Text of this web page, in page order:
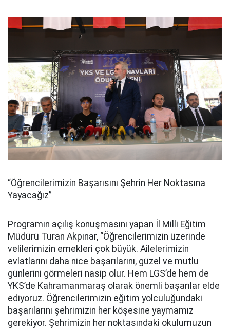
“Öğrencilerimizin Başarısını Şehrin Her Noktasına
Yayacağız”
Programın açılış konuşmasını yapan İl Milli Eğitim
Müdürü Turan Akpınar, “Öğrencilerimizin üzerinde
velilerimizin emekleri çok büyük. Ailelerimizin
evlatlarını daha nice başarılarını, güzel ve mutlu
günlerini görmeleri nasip olur. Hem LGS’de hem de
YKS’de Kahramanmaraş olarak önemli başarılar elde
ediyoruz. Öğrencilerimizin eğitim yolculuğundaki
başarılarını şehrimizin her köşesine yaymamız
gerekiyor. Şehrimizin her noktasındaki okulumuzun